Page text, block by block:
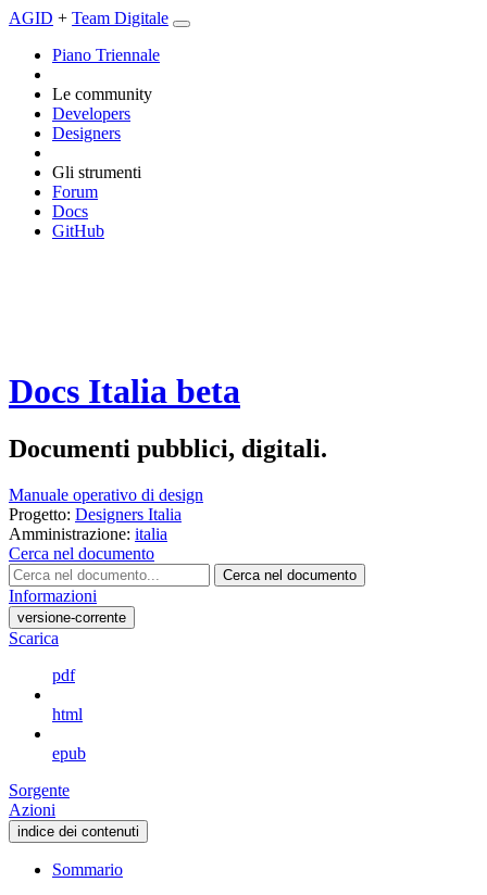
AGID + Team Digitale
Piano Triennale
Le community
Developers
Designers
Gli strumenti
Forum
Docs
GitHub
Docs Italia beta
Documenti pubblici, digitali.
Manuale operativo di design
Progetto: Designers Italia
Amministrazione: italia
Cerca nel documento
Cerca nel documento
Informazioni
versione-corrente
Scarica
pdf
html
epub
Sorgente
Azioni
indice dei contenuti
Sommario